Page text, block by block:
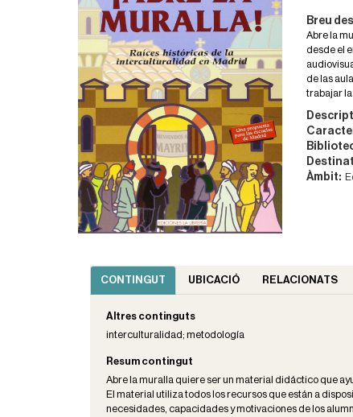
Breu
Abre la
desde el
de las
trabajar la
Àmbit:
CONTINGUT UBICACIÓ RELACIONATS
Altres continguts
interculturalidad; metodología
Resum contingut
Abre la muralla quiere ser un material didáctico que
El material utiliza todos los recursos que están a
necesidades, capacidades y motivaciones de los